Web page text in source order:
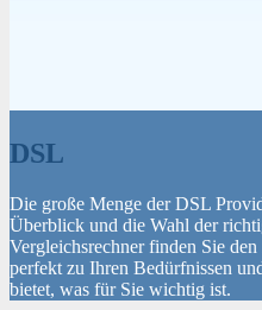
DSL
Die große Menge der DSL
Überblick und die Wahl der
Vergleichsrechner finden Sie
perfekt zu Ihren Bedürfnissen
bietet, was für Sie wichtig ist.